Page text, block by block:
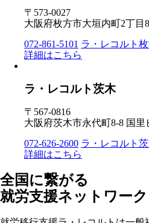
〒573-0027
大阪府枚方市大垣内町2丁目
072-861-5101 ラ・レコルト
詳細はこちら
ラ・レコルト茨木
〒567-0816
大阪府茨木市永代町8-8 国里
072-626-2600 ラ・レコルト
詳細はこちら
全国に繋がる
就労支援ネットワーク